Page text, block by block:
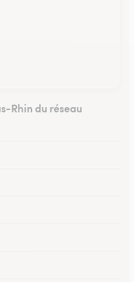
Rhin du réseau